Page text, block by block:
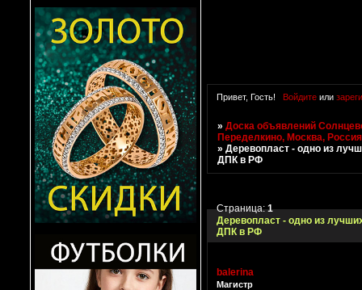
Привет, Гость! Войдитеили
»Доска объявлений
Переделкино, Москва, Россия
»Деревопласт - одно из
ДПК в РФ
Деревопласт - одно из
ДПК в РФ
Страница:1
balerina
Магистр